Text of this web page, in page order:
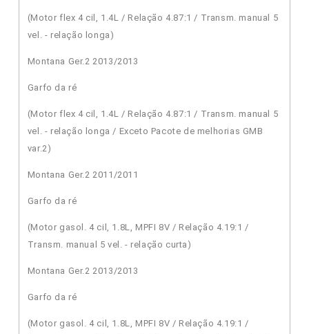
(Motor flex 4 cil, 1.4L / Relação 4.87:1 / Transm. manual 5
vel. - relação longa)
Montana Ger.2 2013/2013
Garfo da ré
(Motor flex 4 cil, 1.4L / Relação 4.87:1 / Transm. manual 5
vel. - relação longa / Exceto Pacote de melhorias GMB
var.2)
Montana Ger.2 2011/2011
Garfo da ré
(Motor gasol. 4 cil, 1.8L, MPFI 8V / Relação 4.19:1 /
Transm. manual 5 vel. - relação curta)
Montana Ger.2 2013/2013
Garfo da ré
(Motor gasol. 4 cil, 1.8L, MPFI 8V / Relação 4.19:1 /